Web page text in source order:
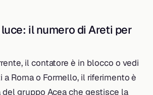
il numero di Areti per
il contatore è in blocco o vedi
a Roma o Formello, il riferimento è
del gruppo Acea che gestisce la